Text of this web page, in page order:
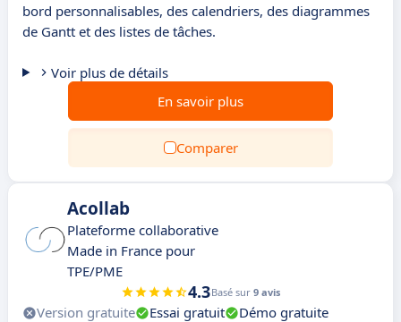
bord personnalisables, des calendriers, des diagrammes
de Gantt et des listes de tâches.
Voir plus de détails
En savoir plus
Comparer
Acollab
Plateforme collaborative
Made in France pour
TPE/PME
4.3Basé sur 9 avis
Version gratuite Essai gratuit
Démo gratuite